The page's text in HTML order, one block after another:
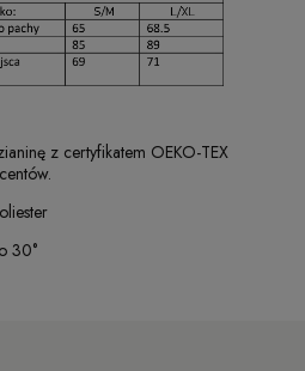
z certyfikatem OEKO-TEX
30°